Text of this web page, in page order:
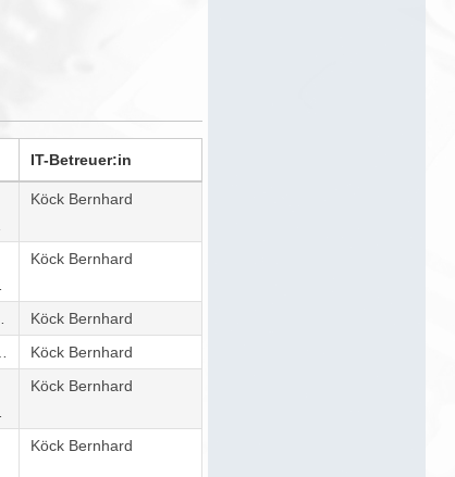
IT-Betreuer:in
Köck Bernhard
Köck Bernhard
Köck Bernhard
Köck Bernhard
Köck Bernhard
Köck Bernhard